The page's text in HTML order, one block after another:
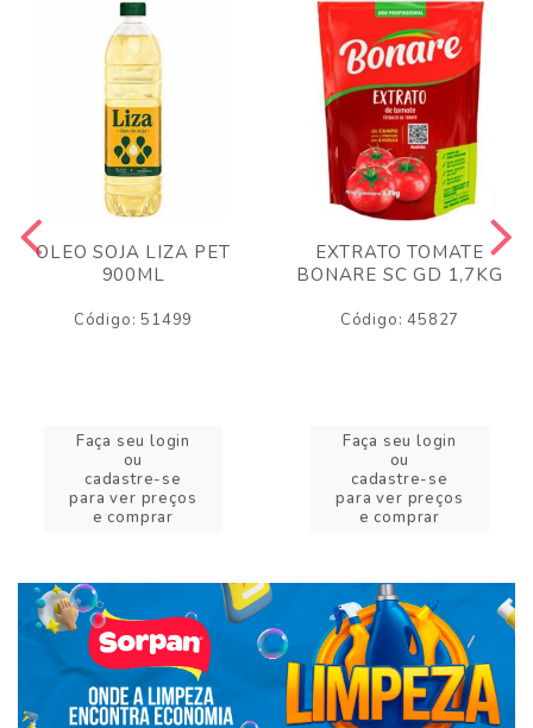
OLEO SOJA LIZA PET
900ML
Código: 51499
Faça seu login
ou
cadastre-se
para ver preços
e comprar
EXTRATO TOMATE
BONARE SC GD 1,7KG
Código: 45827
Faça seu login
ou
cadastre-se
para ver preços
e comprar